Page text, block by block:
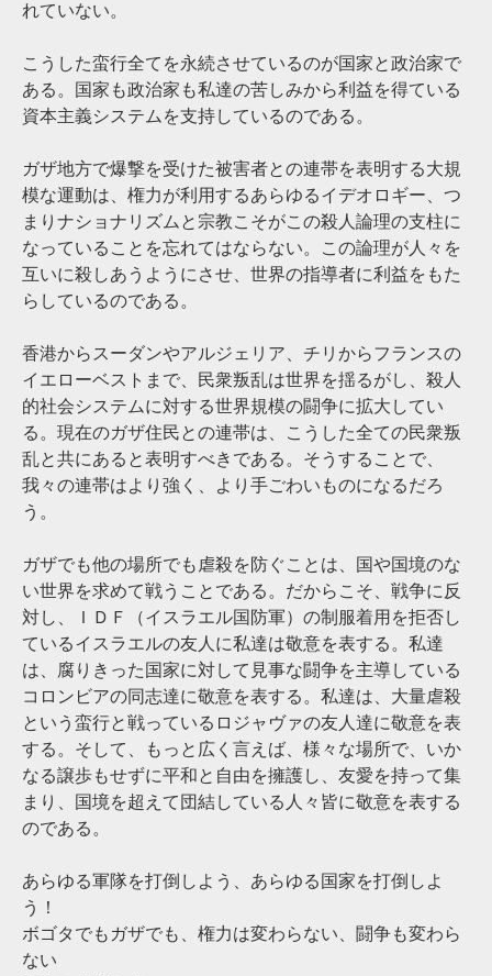
れていない。
こうした蛮行全てを永続させているのが国家と政治家で
ある。国家も政治家も私達の苦しみから利益を得ている
資本主義システムを支持しているのである。
ガザ地方で爆撃を受けた被害者との連帯を表明する大規
模な運動は、権力が利用するあらゆるイデオロギー、つ
まりナショナリズムと宗教こそがこの殺人論理の支柱に
なっていることを忘れてはならない。この論理が人々を
互いに殺しあうようにさせ、世界の指導者に利益をもた
らしているのである。
香港からスーダンやアルジェリア、チリからフランスの
イエローベストまで、民衆叛乱は世界を揺るがし、殺人
的社会システムに対する世界規模の闘争に拡大してい
る。現在のガザ住民との連帯は、こうした全ての民衆叛
乱と共にあると表明すべきである。そうすることで、
我々の連帯はより強く、より手ごわいものになるだろ
う。
ガザでも他の場所でも虐殺を防ぐことは、国や国境のな
い世界を求めて戦うことである。だからこそ、戦争に反
対し、ＩＤＦ（イスラエル国防軍）の制服着用を拒否し
ているイスラエルの友人に私達は敬意を表する。私達
は、腐りきった国家に対して見事な闘争を主導している
コロンビアの同志達に敬意を表する。私達は、大量虐殺
という蛮行と戦っているロジャヴァの友人達に敬意を表
する。そして、もっと広く言えば、様々な場所で、いか
なる譲歩もせずに平和と自由を擁護し、友愛を持って集
まり、国境を超えて団結している人々皆に敬意を表する
のである。
あらゆる軍隊を打倒しよう、あらゆる国家を打倒しよ
う！
ボゴタでもガザでも、権力は変わらない、闘争も変わら
ない